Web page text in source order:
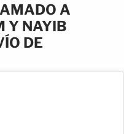
A
Y NAYIB
DE